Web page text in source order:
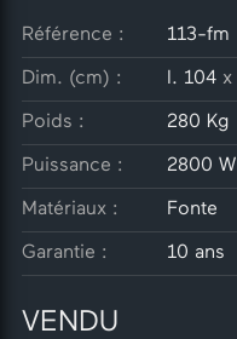
Référence : 113-fm
Dim. (cm) : l. 104 x
Poids : 280 Kg
Puissance : 2800 W
Matériaux : Fonte
Garantie : 10 ans
VENDU